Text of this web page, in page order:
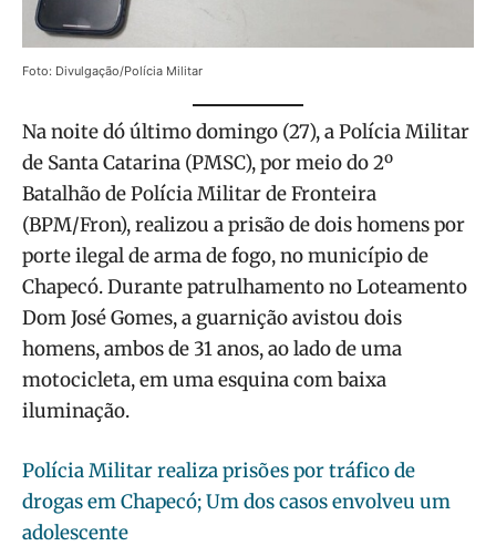
Foto: Divulgação/Polícia Militar
Na noite dó último domingo (27), a Polícia Militar
de Santa Catarina (PMSC), por meio do 2º
Batalhão de Polícia Militar de Fronteira
(BPM/Fron), realizou a prisão de dois homens por
porte ilegal de arma de fogo, no município de
Chapecó. Durante patrulhamento no Loteamento
Dom José Gomes, a guarnição avistou dois
homens, ambos de 31 anos, ao lado de uma
motocicleta, em uma esquina com baixa
iluminação.
Polícia Militar realiza prisões por tráfico de
drogas em Chapecó; Um dos casos envolveu um
adolescente